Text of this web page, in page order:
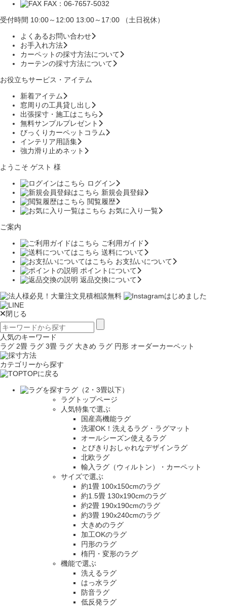
FAX：06-7657-5032
受付時間 10:00～12:00 13:00～17:00 （土日祝休）
よくあるお問い合わせ
お手入れ方法
カーペットの採寸方法について
カーテンの採寸方法について
お役立ちサービス・アイテム
新着アイテム
窓周りの工具貸し出し
出張採寸・施工はこちら
無料サンプルプレゼント
びっくりカーペットコラム
インテリア用語集
強力滑り止めネット
ようこそ ゲスト 様
ログイン
新規会員登録
閲覧履歴
お気に入り一覧
ご案内
ご利用ガイド
送料について
お支払いについて
ポイントについて
返品交換について
閉じる
人気のキーワード
ラグ 2畳 ラグ 3畳 ラグ 大きめ ラグ 円形 オーダーカーペット
カテゴリーから探す
TOPに戻る
ラグ（2・3畳以下）
ラグトップページ
人気特集で選ぶ
国産高機能ラグ
洗濯OK！洗えるラグ・ラグマット
オールシーズン使えるラグ
とびきりおしゃれなデザインラグ
北欧ラグ
輸入ラグ（ウィルトン）・カーペット
サイズで選ぶ
約1畳 100x150cmのラグ
約1.5畳 130x190cmのラグ
約2畳 190x190cmのラグ
約3畳 190x240cmのラグ
大きめのラグ
加工OKのラグ
円形のラグ
楕円・変形のラグ
機能で選ぶ
洗えるラグ
はっ水ラグ
防音ラグ
低反発ラグ